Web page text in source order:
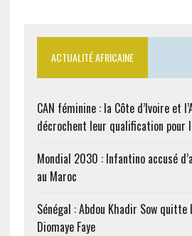
ACTUALITÉ AFRICAINE
CAN féminine : la Côte d’Ivoire et
décrochent leur qualification pour
Mondial 2030 : Infantino accusé
au Maroc
Sénégal : Abdou Khadir Sow
Diomaye Faye